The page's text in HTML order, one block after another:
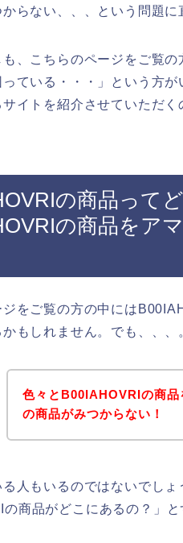
らない、、、という問題に
も、こちらのページをご覧
っている・・・」という方
サイトを紹介させていただ
の商品って
の商品をア
ジをご覧の方の中には
もしれません。でも、、、
色々とB00IAHOVRIの商
の商品がみつからない！
る人もいるのではないでし
商品がどこにあるの？」と